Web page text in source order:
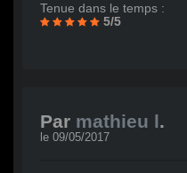
Tenue dans le temps :
5/5
Par mathieu l.
le 09/05/2017